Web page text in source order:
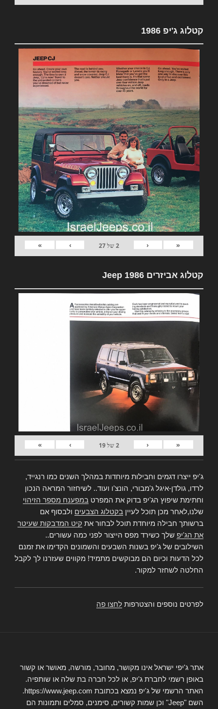
קטלוג ג'יפ 1986
«
‹
2של27
›
»
קטלוג אביזרים Jeep 1986
«
‹
2של19
›
»
ג'יפ ייצרו דגמים וחבילות מיוחדות במהלך השנים כמו רנגייד,
לרדו, גולדן-איגל ג'מבורי, הונצ'ו ועוד.. לשיחזור המראה הנכון
וחתימת שיפוץ הג'יפ בדוק את המפרט במפענח מספר הזיהוי
שלנו,לאחר מכן תוכל לעיין בקטלוג הצבעים ולבסוף אם
ברשותך חבילה מיוחדת תוכל לבחור את קיט המדבקות שעיטר
את הג'יפ שלך כשירד מפס הייצור לפני כמה עשורים..
השילובים של ג'יפ בשנות השבעים והשמונים הקדימו את זמנם
לכל הדעות וכיום הם מבוקשים מתמיד! מקווים שעזרנו לך לקבל
החלטה לשחזר למקור.
לפרטים נוספים והצטרפות לחצו פה
אתר ג'יפי ישראל אינו מקושר, מחובר, מורשה, מאושר או קשור
באופן רשמי לחברת ג'יפ, או לכל חברה בת שלה או שותפיה.
האתר הרשמי של ג'יפ נמצא בכתובת https://www.jeep.com.
השם "Jeep" וכן שמות קשורים, סימנים, סמלים ותמונות הם